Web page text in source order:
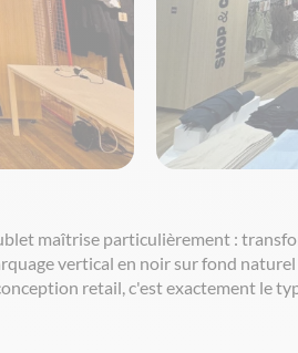
maîtrise particulièrement :
vertical en noir sur fond
retail, c'est exactement le